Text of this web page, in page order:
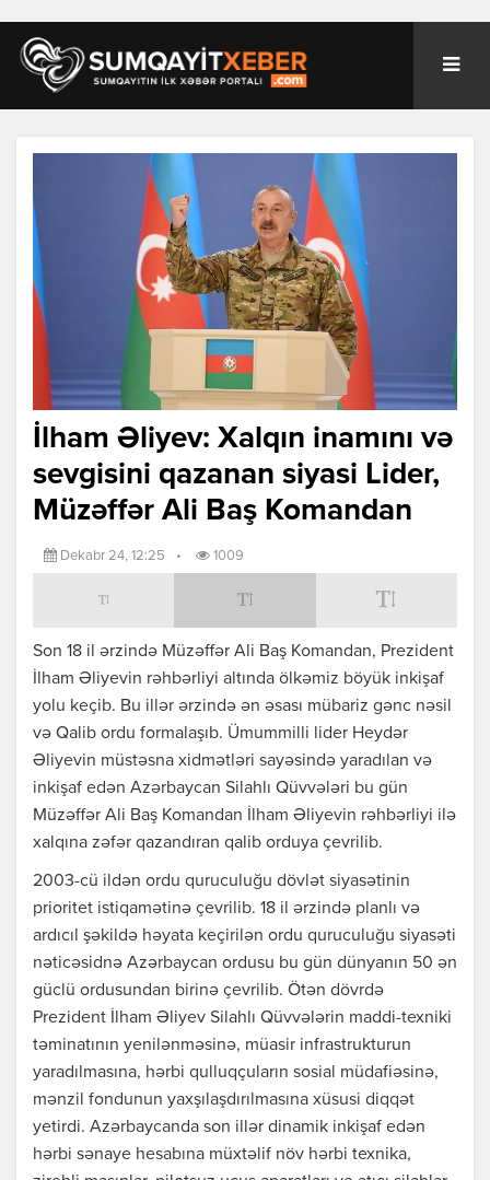
İlham Əliyev: Xalqın inamını və
sevgisini qazanan siyasi Lider,
Müzəffər Ali Baş Komandan
Dekabr 24, 12:25 • 1009
Son 18 il ərzində Müzəffər Ali Baş Komandan, Prezident
İlham Əliyevin rəhbərliyi altında ölkəmiz böyük inkişaf
yolu keçib. Bu illər ərzində ən əsası mübariz gənc nəsil
və Qalib ordu formalaşıb. Ümummilli lider Heydər
Əliyevin müstəsna xidmətləri sayəsində yaradılan və
inkişaf edən Azərbaycan Silahlı Qüvvələri bu gün
Müzəffər Ali Baş Komandan İlham Əliyevin rəhbərliyi ilə
xalqına zəfər qazandıran qalib orduya çevrilib.
2003-cü ildən ordu quruculuğu dövlət siyasətinin
prioritet istiqamətinə çevrilib. 18 il ərzində planlı və
ardıcıl şəkildə həyata keçirilən ordu quruculuğu siyasəti
nəticəsidnə Azərbaycan ordusu bu gün dünyanın 50 ən
güclü ordusundan birinə çevrilib. Ötən dövrdə
Prezident İlham Əliyev Silahlı Qüvvələrin maddi-texniki
təminatının yenilənməsinə, müasir infrastrukturun
yaradılmasına, hərbi qulluqçuların sosial müdafiəsinə,
mənzil fondunun yaxşılaşdırılmasına xüsusi diqqət
yetirdi. Azərbaycanda son illər dinamik inkişaf edən
hərbi sənaye hesabına müxtəlif növ hərbi texnika,